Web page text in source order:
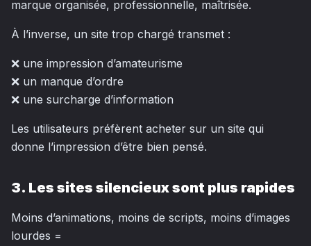
marque organisée, professionnelle, maîtrisée.
À l’inverse, un site trop chargé transmet :
❌ une impression d’amateurisme
❌ un manque d’ordre
❌ une surcharge d’information
Les utilisateurs préfèrent acheter sur un site qui
donne l’impression d’être bien pensé.
3. Les sites silencieux sont plus rapides
Moins d’animations, moins de scripts, moins d’images
lourdes =